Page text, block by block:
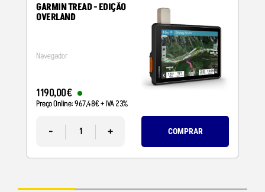
GARMIN TREAD - EDIÇÃO
OVERLAND
Navegador
1190,00€
Preço Online:967,48€+ IVA 23%
- + COMPRAR